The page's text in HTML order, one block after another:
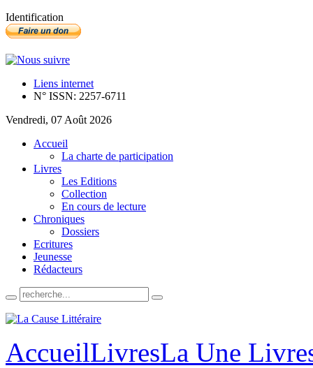
Identification
Liens internet
N° ISSN: 2257-6711
Vendredi, 07 Août 2026
Accueil
La charte de participation
Livres
Les Editions
Collection
En cours de lecture
Chroniques
Dossiers
Ecritures
Jeunesse
Rédacteurs
AccueilLivresLa Une